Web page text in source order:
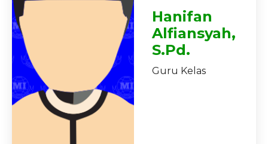
Hanifan
Alfiansyah,
S.Pd.
Guru Kelas